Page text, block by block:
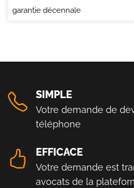
garantie décennale
SIMPLE
Votre demande de
téléphone
EFFICACE
Votre demande est
avocats de la